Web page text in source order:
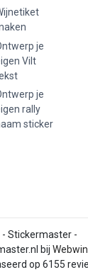
je
Vilt
je
rally
sticker
Stickermaster -
bij
op 6155